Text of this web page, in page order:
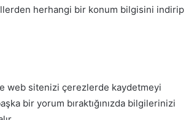
herhangi bir konum bilgisini indirip
web sitenizi çerezlerde kaydetmeyi
bir yorum bıraktığınızda bilgilerinizi